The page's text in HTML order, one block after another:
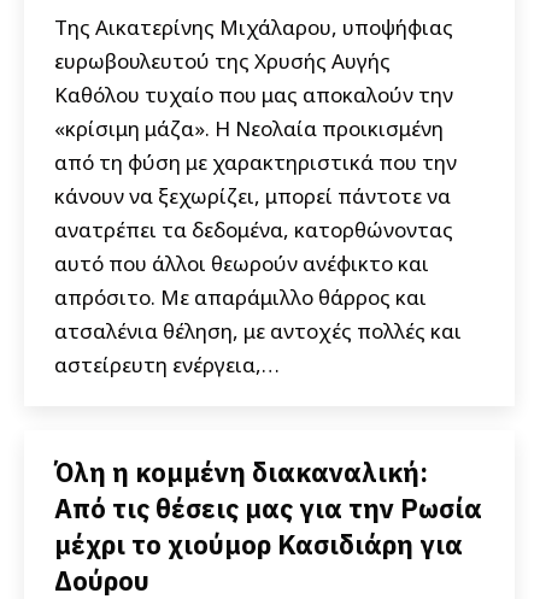
Της Αικατερίνης Μιχάλαρου, υποψήφιας
ευρωβουλευτού της Χρυσής Αυγής
Καθόλου τυχαίο που μας αποκαλούν την
«κρίσιμη μάζα». Η Νεολαία προικισμένη
από τη φύση με χαρακτηριστικά που την
κάνουν να ξεχωρίζει, μπορεί πάντοτε να
ανατρέπει τα δεδομένα, κατορθώνοντας
αυτό που άλλοι θεωρούν ανέφικτο και
απρόσιτο. Με απαράμιλλο θάρρος και
ατσαλένια θέληση, με αντοχές πολλές και
αστείρευτη ενέργεια,…
Όλη η κομμένη διακαναλική:
Από τις θέσεις μας για την Ρωσία
μέχρι το χιούμορ Κασιδιάρη για
Δούρου